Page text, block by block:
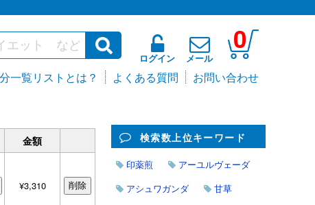
ログイン メール
0
一覧リストとは？ よくある質問 お問い合わせ
金額
¥3,310
検索数上位キーワード
印薬煎
アーユルヴェーダ
アシュワガンダ
甘草